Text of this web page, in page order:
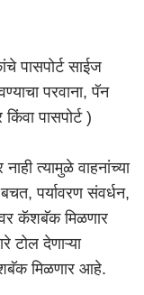
पासपोर्ट साईज
परवाना, पॅन
पासपोर्ट )
त्यामुळे वाहनांच्या
पर्यावरण संवर्धन,
कॅशबॅक मिळणार
टोल देणाऱ्या
मिळणार आहे.